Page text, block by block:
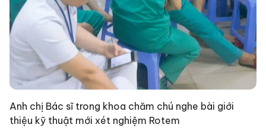
Anh chị Bác sĩ trong khoa chăm chú nghe bài giới
thiệu kỹ thuật mới xét nghiệm Rotem